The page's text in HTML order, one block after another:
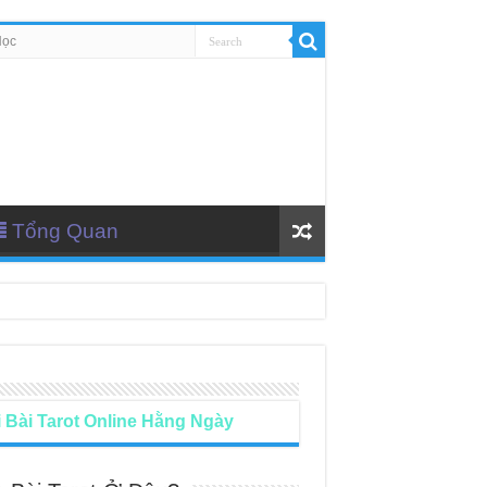
Tổng Quan
Bài Tarot Online Hằng Ngày